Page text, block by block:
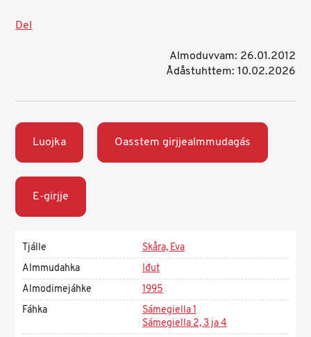
Del
Almoduvvam: 26.01.2012
Ådåstuhttem: 10.02.2026
Luojka Oasstem girjjealmmudagás
E-girjje
Tjálle
Skåra, Eva
Almmudahka
Iđut
Almodimejáhke
1995
Fáhka
Sámegiella 1
Sámegiella 2, 3 ja 4